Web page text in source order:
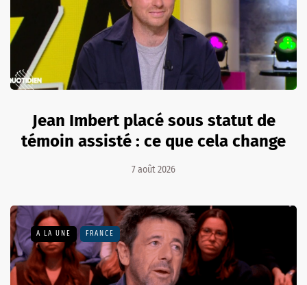
Jean Imbert placé sous statut de
témoin assisté : ce que cela change
7 août 2026
A LA UNE FRANCE